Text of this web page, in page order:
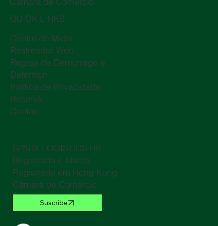
QUICK LINKS
Centro de Mídia
Rastreador Web
Regras de Demurrage e
Detention
Política de Privacidade
Reserva
Contato
SPARX LOGISTICS HK,
Registrada e Marca
Registrada em Hong Kong
Câmara de Comércio
Suscribe